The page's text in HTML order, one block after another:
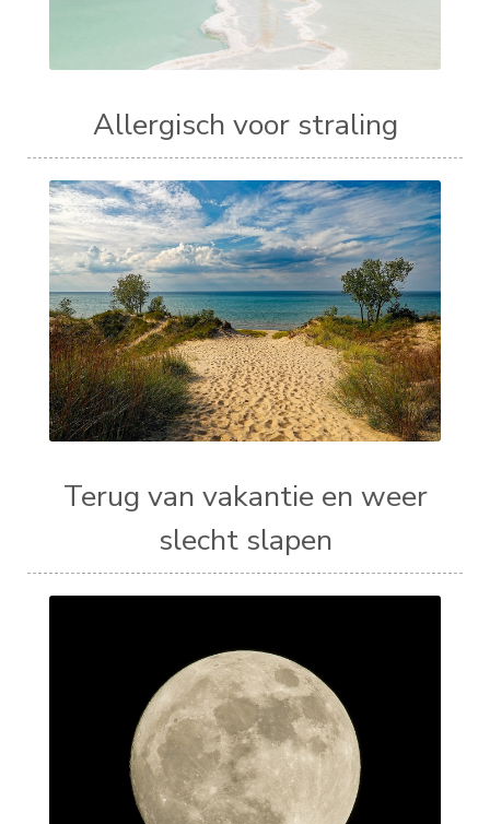
Allergisch voor straling
Terug van vakantie en weer
slecht slapen